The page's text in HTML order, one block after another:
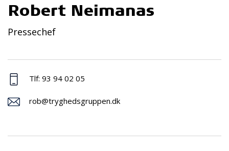
Robert Neimanas
Pressechef
Tlf: 93 94 02 05
rob@tryghedsgruppen.dk